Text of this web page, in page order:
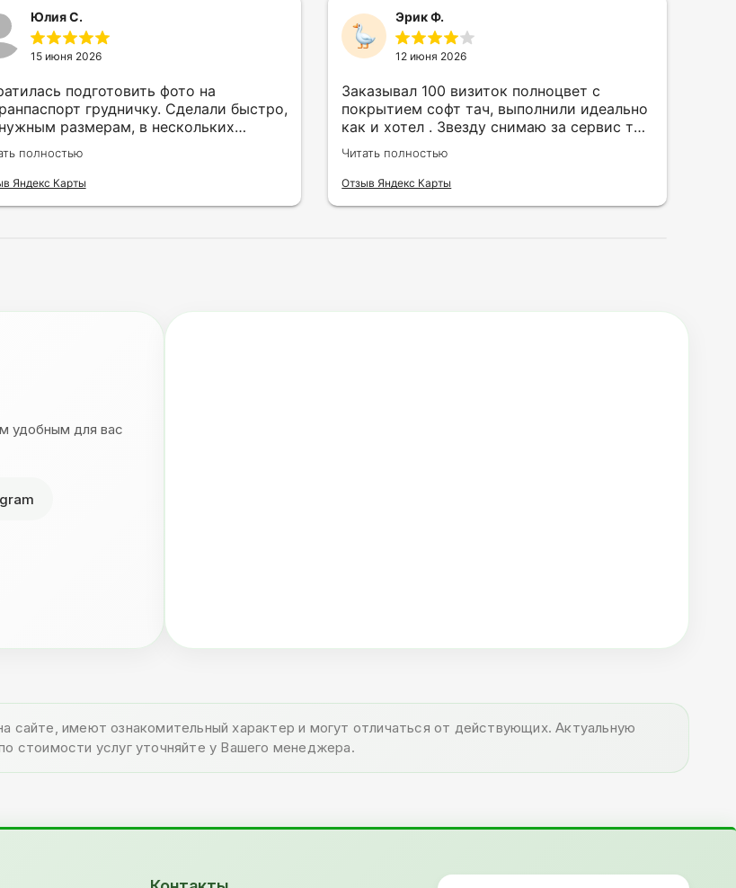
Юлия С.
15 июня 2026
подготовить фото на
грудничку. Сделали быстро,
размерам, в нескольких
и цветах.
полностью
Яндекс Карты
Эрик Ф.
12 июня 2026
Заказывал 100 визиток полноцвет с
покрытием софт тач, выполнили идеально
как и хотел . Звезду снимаю за сервис так
как в первый день приехал за 30 мин до
закрытия а на месте никого не было.
Читать полностью
Отзыв Яндекс Карты
удобным для вас
сайте, имеют ознакомительный характер и могут отличаться от действующих. Актуальную
стоимости услуг уточняйте у Вашего менеджера.